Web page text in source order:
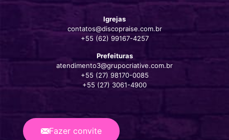
Igrejas
contatos@discopraise.com.br
+55 (62) 99167-4257‬
Prefeituras
atendimento3@grupocriative.com.br
+55 (27) 98170-0085
+55 (27) 3061-4900
Fazer convite